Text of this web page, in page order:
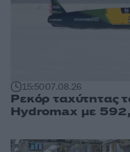
15:5007.08.26
Ρεκόρ ταχύτητας
Hydromax με